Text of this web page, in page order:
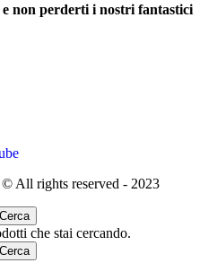
non perderti i nostri fantastici
All rights reserved - 2023
Cerca
che stai cercando.
Cerca